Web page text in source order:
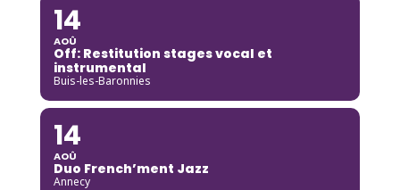
14
AOÛ
Off: Restitution stages vocal et
instrumental
Buis-les-Baronnies
14
AOÛ
Duo French’ment Jazz
Annecy